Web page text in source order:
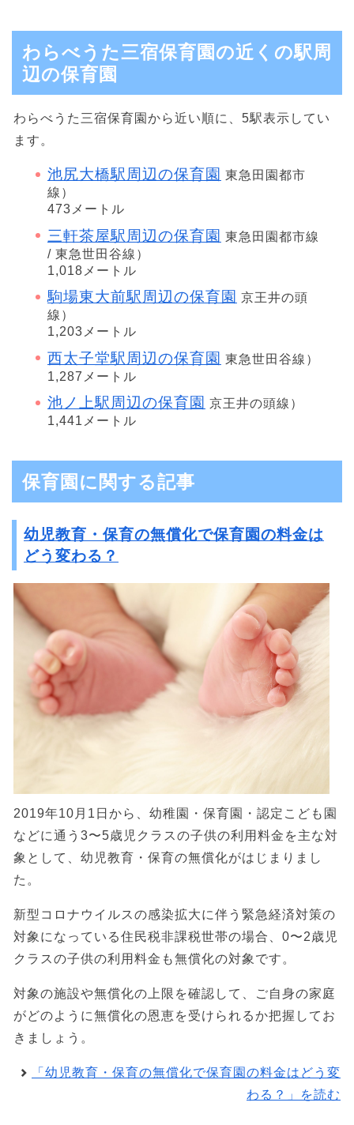
わらべうた三宿保育園の近くの駅周
辺の保育園
わらべうた三宿保育園から近い順に、5駅表示してい
ます。
池尻大橋駅周辺の保育園 東急田園都市
線）
473メートル
三軒茶屋駅周辺の保育園 東急田園都市線
/ 東急世田谷線）
1,018メートル
駒場東大前駅周辺の保育園 京王井の頭
線）
1,203メートル
西太子堂駅周辺の保育園 東急世田谷線）
1,287メートル
池ノ上駅周辺の保育園 京王井の頭線）
1,441メートル
保育園に関する記事
幼児教育・保育の無償化で保育園の料金は
どう変わる？
2019年10月1日から、幼稚園・保育園・認定こども園
などに通う3〜5歳児クラスの子供の利用料金を主な対
象として、幼児教育・保育の無償化がはじまりまし
た。
新型コロナウイルスの感染拡大に伴う緊急経済対策の
対象になっている住民税非課税世帯の場合、0〜2歳児
クラスの子供の利用料金も無償化の対象です。
対象の施設や無償化の上限を確認して、ご自身の家庭
がどのように無償化の恩恵を受けられるか把握してお
きましょう。
「幼児教育・保育の無償化で保育園の料金はどう変
わる？」を読む